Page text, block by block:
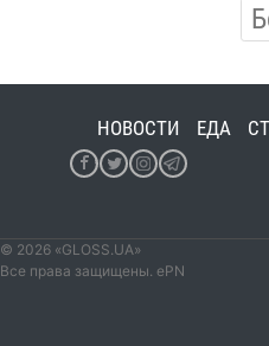
НОВОСТИ ЕДА
© 2026 «GLOSS.UA»
Все права защищены. ePN